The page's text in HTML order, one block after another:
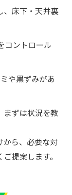
、床下・天井裏
コントロール
や黒ずみがあ
まずは状況を教
から、必要な対
提案します。